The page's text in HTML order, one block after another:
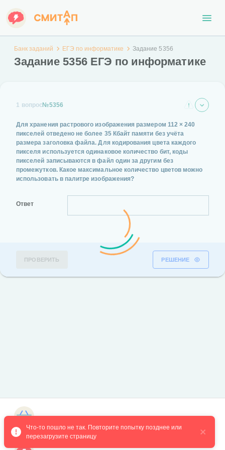
Банк заданий ЕГЭ по информатике Задание 5356
Задание 5356 ЕГЭ по информатике
1 вопрос№5356
Для хранения растрового изображения размером 112 × 240
пикселей отведено не более 35 Кбайт памяти без учёта
размера заголовка файла. Для кодирования цвета каждого
пикселя используется одинаковое количество бит, коды
пикселей записываются в файл один за другим без
промежутков. Какое максимальное количество цветов можно
использовать в палитре изображения?
Ответ
ПРОВЕРИТЬ РЕШЕНИЕ
Что-то пошло не так. Повторите попытку позднее или
перезагрузите страницу